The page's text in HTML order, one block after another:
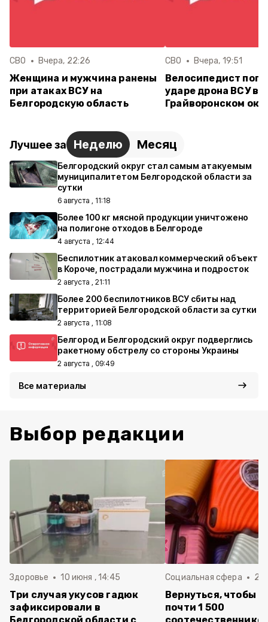
СВО Вчера, 22:26
Женщина и мужчина ранены
при атаках ВСУ на
Белгородскую область
СВО Вчера, 19:51
Велосипедист
ударе дрона ВСУ в
Грайворонском
Лучшее за Неделю Месяц
Белгородский округ стал самым атакуемым
муниципалитетом Белгородской области за
сутки
6 августа , 11:18
Более 100 кг мясной продукции уничтожено
на полигоне отходов в Белгороде
4 августа , 12:44
Беспилотник атаковал коммерческий объект
в Короче, пострадали мужчина и подросток
2 августа , 21:11
Более 200 беспилотников ВСУ сбиты над
территорией Белгородской области за сутки
2 августа , 11:08
Белгород и Белгородский округ подверглись
ракетному обстрелу со стороны Украины
2 августа , 09:49
Все материалы
Выбор редакции
Здоровье 10 июня , 14:45
Три случая укусов гадюк
зафиксировали в
Социальная сфера 20
Вернуться, чтобы
почти 1 500